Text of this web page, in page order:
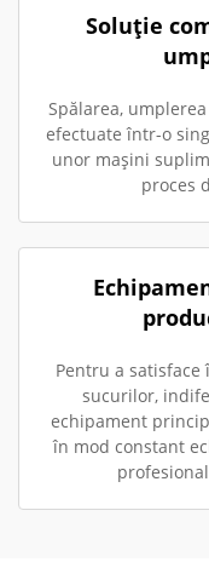
Soluție
Spălarea,
efectuate într-o
unor mașini
proces
Pentru a
sucurilor,
echipament
în mod constant